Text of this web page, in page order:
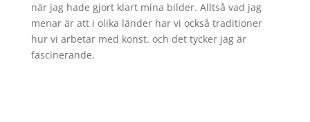
när jag hade gjort klart mina bilder. Alltså vad jag
menar är att i olika länder har vi också traditioner
hur vi arbetar med konst. och det tycker jag är
fascinerande.